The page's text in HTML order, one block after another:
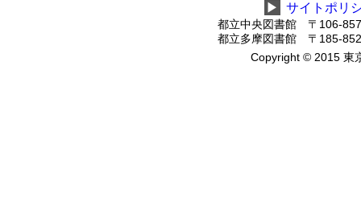
▶ サイトポリ
都立中央図書館 〒106-
都立多摩図書館 〒185-
Copyright © 2015 東